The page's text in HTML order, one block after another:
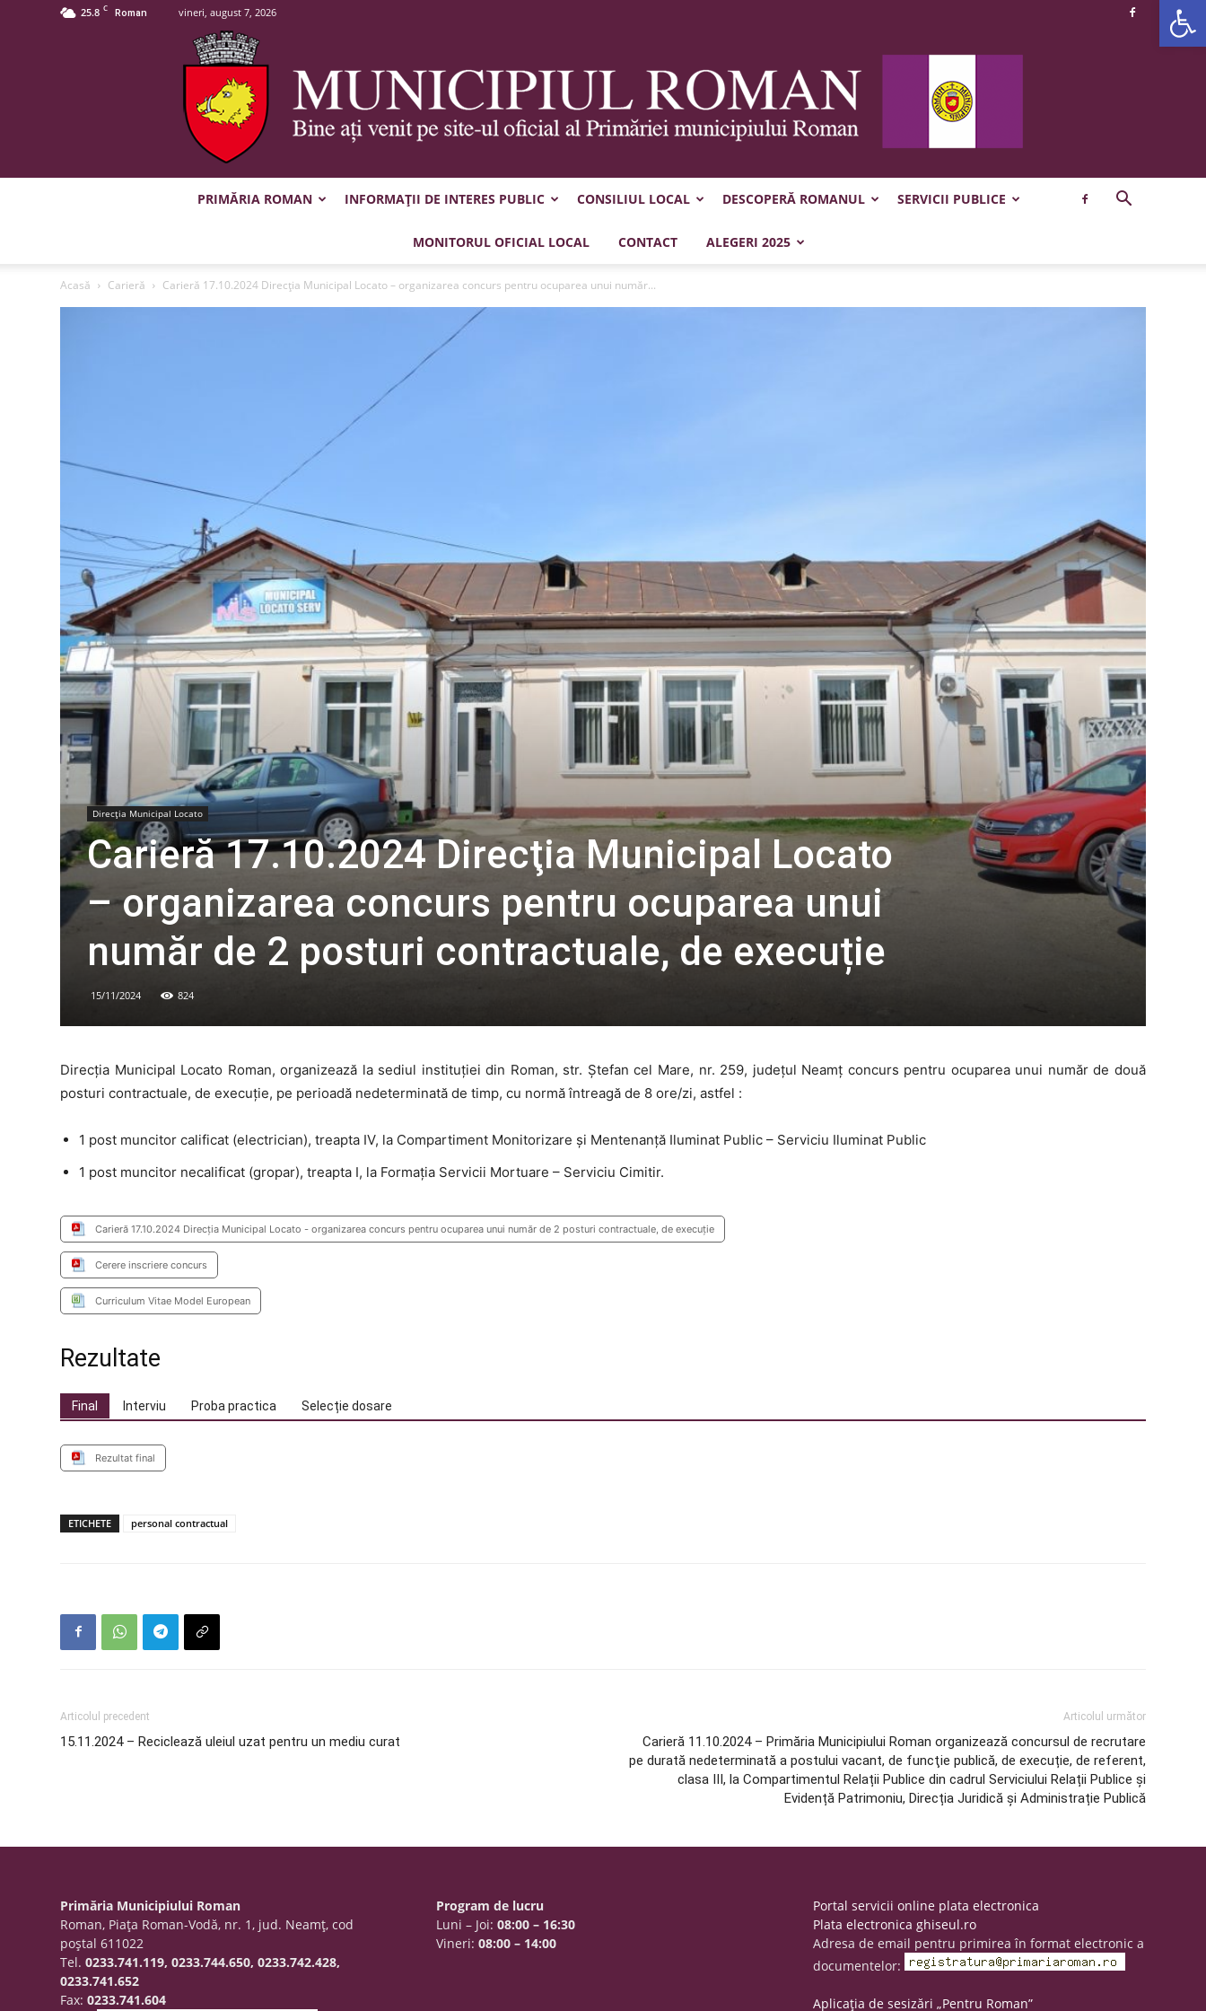
25.8 C Roman vineri, august 7, 2026
Municipiul
PRIMĂRIA ROMAN INFORMAȚII DE INTERES PUBLIC CONSILIUL LOCAL DESCOPERĂ ROMANUL SERVICII PUBLICE
MONITORUL OFICIAL LOCAL CONTACT ALEGERI 2025
Acasă Carieră Carieră 17.10.2024 Direcţia Municipal Locato – organizarea concurs pentru ocuparea unui număr...
Direcția Municipal Locato
Carieră 17.10.2024 Direcţia Municipal Locato
– organizarea concurs pentru ocuparea unui
număr de 2 posturi contractuale, de execuție
15/11/2024 824
Direcția Municipal Locato Roman, organizează la sediul instituției din Roman, str. Ștefan cel Mare, nr. 259, județul Neamț concurs pentru ocuparea unui număr de două
posturi contractuale, de execuție, pe perioadă nedeterminată de timp, cu normă întreagă de 8 ore/zi, astfel :
1 post muncitor calificat (electrician), treapta IV, la Compartiment Monitorizare şi Mentenanţă Iluminat Public – Serviciu Iluminat Public
1 post muncitor necalificat (gropar), treapta I, la Formaţia Servicii Mortuare – Serviciu Cimitir.
Carieră 17.10.2024 Direcţia Municipal Locato - organizarea concurs pentru ocuparea unui număr de 2 posturi contractuale, de execuție
Cerere inscriere concurs
Curriculum Vitae Model European
Rezultate
Final Interviu Proba practica Selecție dosare
Rezultat final
ETICHETE personal contractual
Articolul precedent
15.11.2024 – Reciclează uleiul uzat pentru un mediu curat
Articolul următor
Carieră 11.10.2024 – Primăria Municipiului Roman organizează concursul de recrutare
pe durată nedeterminată a postului vacant, de funcţie publică, de execuție, de referent,
clasa III, la Compartimentul Relații Publice din cadrul Serviciului Relații Publice și
Evidență Patrimoniu, Direcția Juridică și Administrație Publică
Primăria Municipiului Roman
Roman, Piaţa Roman-Vodă, nr. 1, jud. Neamţ, cod
poştal 611022
Tel.0233.741.119, 0233.744.650, 0233.742.428,
0233.741.652
Fax:0233.741.604
Program de lucru
Luni – Joi:08:00 – 16:30
Vineri:08:00 – 14:00
Portal servicii online plata electronica
Plata electronica ghiseul.ro
Adresa de email pentru primirea în format electronic a
documentelor:
Aplicația de sesizări „Pentru Roman”